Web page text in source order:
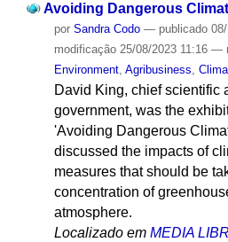
Avoiding Dangerous
por Sandra Codo — publicado08/
modificação25/08/2023 11:16 —
Environment, Agribusiness,
David King, chief scientific
government, was the
'Avoiding Dangerous
discussed the impacts of
measures that should be
concentration of
atmosphere.
Localizado em MEDIA